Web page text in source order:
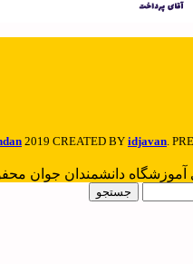
2019 CREATED BY idjavan .
آموزشگاه دانشمندان جوان
جستجو